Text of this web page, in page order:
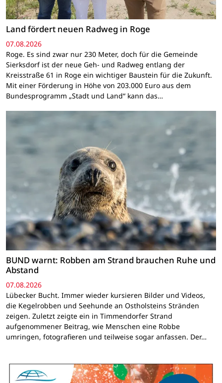
Land fördert neuen Radweg in Roge
07.08.2026
Roge. Es sind zwar nur 230 Meter, doch für die Gemeinde
Sierksdorf ist der neue Geh- und Radweg entlang der
Kreisstraße 61 in Roge ein wichtiger Baustein für die Zukunft.
Mit einer Förderung in Höhe von 203.000 Euro aus dem
Bundesprogramm „Stadt und Land“ kann das…
BUND warnt: Robben am Strand brauchen Ruhe und
Abstand
07.08.2026
Lübecker Bucht. Immer wieder kursieren Bilder und Videos,
die Kegelrobben und Seehunde an Ostholsteins Stränden
zeigen. Zuletzt zeigte ein in Timmendorfer Strand
aufgenommener Beitrag, wie Menschen eine Robbe
umringen, fotografieren und teilweise sogar anfassen. Der…